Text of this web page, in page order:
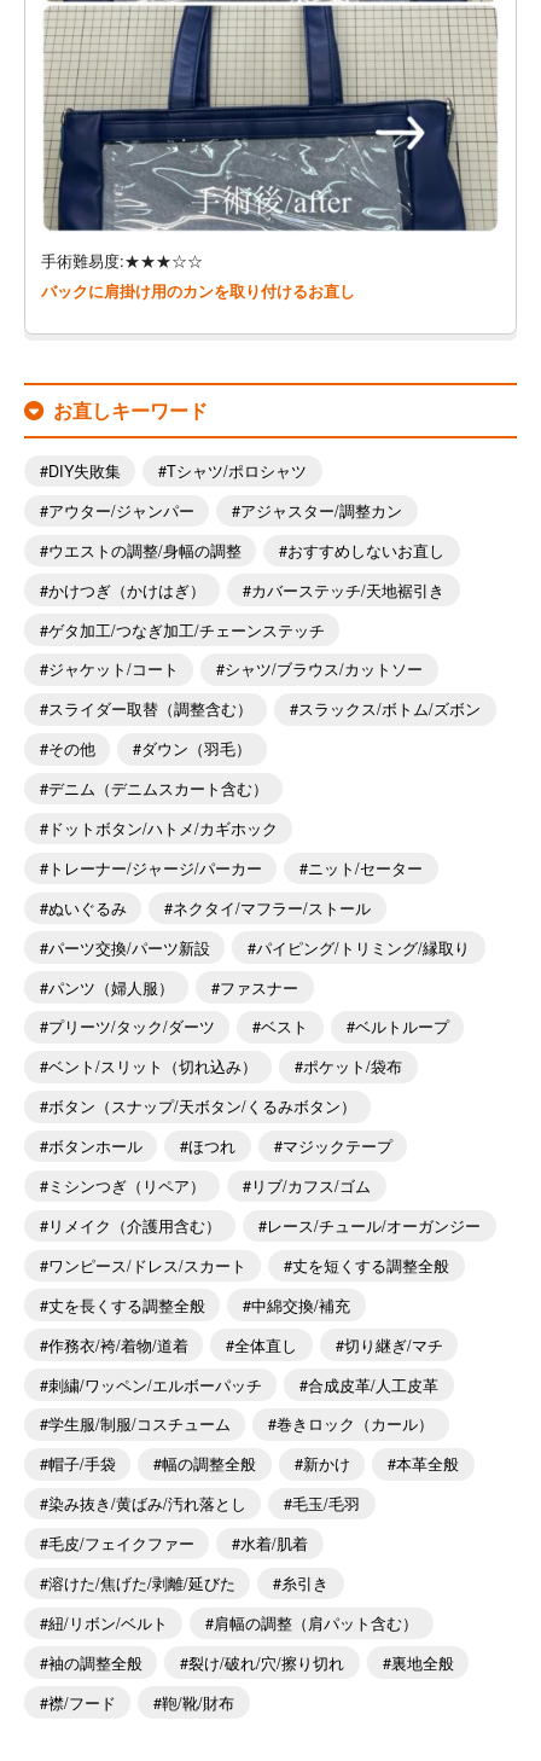
手術難易度:★★★☆☆
バックに肩掛け用のカンを取り付けるお直し
お直しキーワード
DIY失敗集
Tシャツ/ポロシャツ
アウター/ジャンパー
アジャスター/調整カン
ウエストの調整/身幅の調整
おすすめしないお直し
かけつぎ（かけはぎ）
カバーステッチ/天地裾引き
ゲタ加工/つなぎ加工/チェーンステッチ
ジャケット/コート
シャツ/ブラウス/カットソー
スライダー取替（調整含む）
スラックス/ボトム/ズボン
その他
ダウン（羽毛）
デニム（デニムスカート含む）
ドットボタン/ハトメ/カギホック
トレーナー/ジャージ/パーカー
ニット/セーター
ぬいぐるみ
ネクタイ/マフラー/ストール
パーツ交換/パーツ新設
パイピング/トリミング/縁取り
パンツ（婦人服）
ファスナー
プリーツ/タック/ダーツ
ベスト
ベルトループ
ベント/スリット（切れ込み）
ポケット/袋布
ボタン（スナップ/天ボタン/くるみボタン）
ボタンホール
ほつれ
マジックテープ
ミシンつぎ（リペア）
リブ/カフス/ゴム
リメイク（介護用含む）
レース/チュール/オーガンジー
ワンピース/ドレス/スカート
丈を短くする調整全般
丈を長くする調整全般
中綿交換/補充
作務衣/袴/着物/道着
全体直し
切り継ぎ/マチ
刺繍/ワッペン/エルボーパッチ
合成皮革/人工皮革
学生服/制服/コスチューム
巻きロック（カール）
帽子/手袋
幅の調整全般 新かけ
本革全般
染み抜き/黄ばみ/汚れ落とし
毛玉/毛羽
毛皮/フェイクファー
水着/肌着
溶けた/焦げた/剥離/延びた
糸引き
紐/リボン/ベルト
肩幅の調整（肩パット含む）
袖の調整全般
裂け/破れ/穴/擦り切れ
裏地全般
襟/フード
鞄/靴/財布